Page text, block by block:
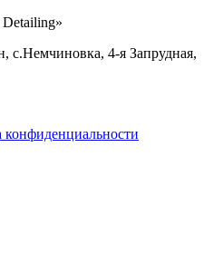
4-я Запрудная,